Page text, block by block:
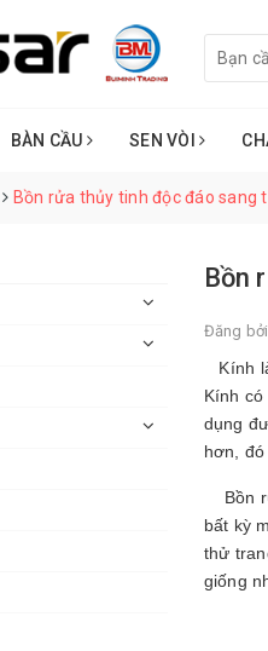
BÀN CẦU SEN VÒI
Bồn rửa thủy tinh độc đáo sang
Bồn
Đăng
Kính
Kính
dụng
hơn,
Bồn
bất kỳ
thử
giống